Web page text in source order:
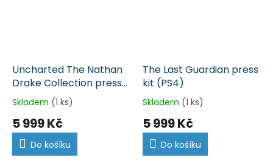
Uncharted The Nathan
Drake Collection press
kit (PS4)
Skladem (1 ks)
5 999 Kč
Do košíku
The Last Guardian press
kit (PS4)
Skladem (1 ks)
5 999 Kč
Do košíku